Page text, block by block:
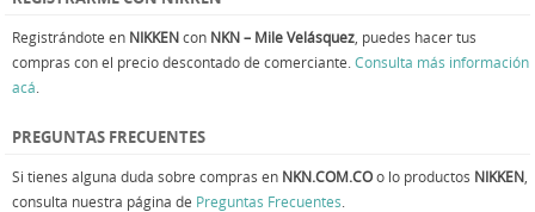
Registrándote en NIKKENcon NKN – Mile Velásquez , puedes hacer tus
compras con el precio descontado de comerciante. Consulta más información
acá
PREGUNTAS FRECUENTES
Si tienes alguna duda sobre compras en NKN.COM.COo lo productos NIKKEN
consulta nuestra página de Preguntas Frecuentes